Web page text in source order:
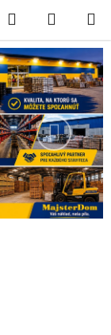
Hľadať
KOŠÍK